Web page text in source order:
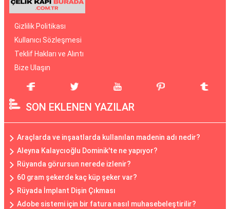
Gizlilik Politikası
Kullanıcı Sözleşmesi
Teklif Hakları ve Alıntı
Bize Ulaşın
SON EKLENEN YAZILAR
Araçlarda ve inşaatlarda kullanılan madenin adı nedir?
Aleyna Kalaycıoğlu Dominik'te ne yapıyor?
Rüyanda görursun nerede izlenir?
60 gram şekerde kaç küp şeker var?
Rüyada İmplant Dişin Çıkması
Adobe sistemi için bir fatura nasıl muhasebeleştirilir?